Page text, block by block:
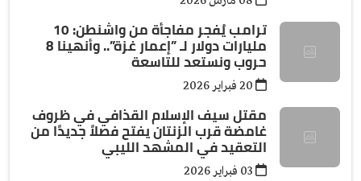
ترامب يُفجر مفاجأة من واشنطن: 10
مليارات دولار لـ ”إعمار غزة”.. وأنهينا 8
حروب ونستعد للتاسعة
مقتل سيف الإسلام القذافي في ظروف
غامضة قرب الزنتان يفتح فصلاً جديدًا من
التعقيد في المشهد الليبي